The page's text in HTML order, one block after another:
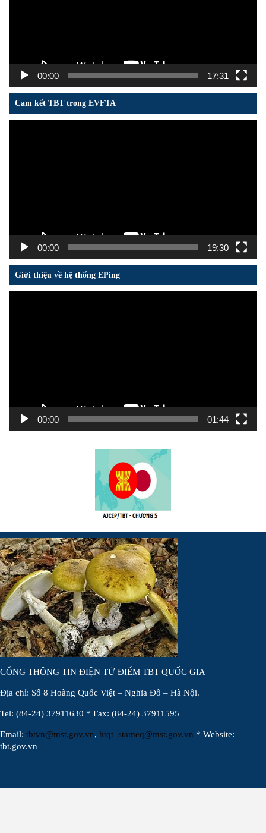
00:00 17:31
Cam kết TBT trong EVFTA
00:00 19:30
Giới thiệu về hệ thống EPing
00:00 01:44
CỔNG THÔNG TIN ĐIỆN TỬ ĐIỂM TBT QUỐC GIA
Địa chỉ: Số 8 Hoàng Quốc Việt – Nghĩa Đô – Hà Nội.
Tel: (84-24) 37911630 * Fax: (84-24) 37911595
Email: tbtvn@mst.gov.vn, htqt_stameq@mst.gov.vn * Website:
tbt.gov.vn